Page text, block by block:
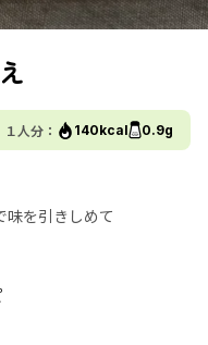
１人分： 140kcal 0.9g
味を引きしめて